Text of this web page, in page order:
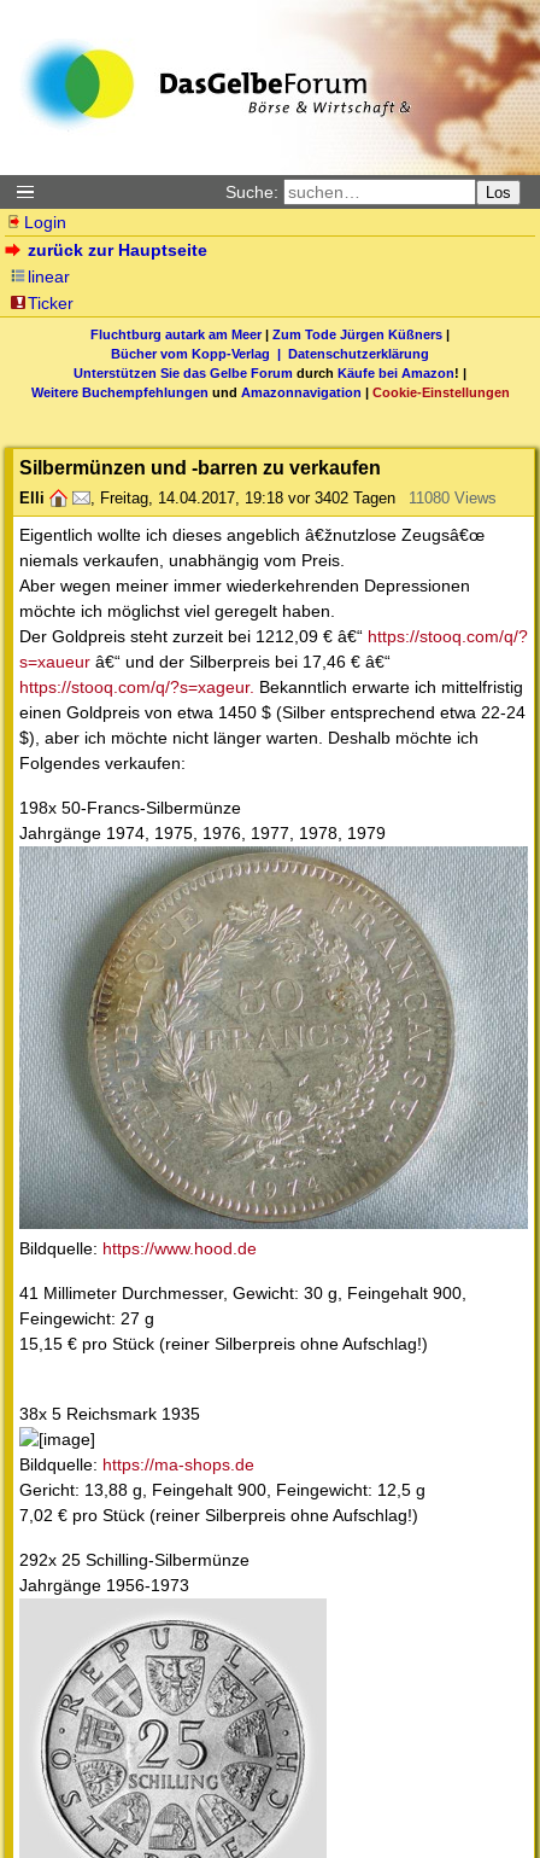
Suche: Los
Login
zurück zur Hauptseite
linear
Ticker
Fluchtburg autark am Meer| Zum Tode Jürgen Küßners |
Bücher vom Kopp-Verlag | Datenschutzerklärung
Unterstützen Sie das Gelbe Forum durch Käufe bei Amazon! |
Weitere Buchempfehlungen und Amazonnavigation | Cookie-Einstellungen
Silbermünzen und -barren zu verkaufen
Elli , Freitag, 14.04.2017, 19:18 vor 3402 Tagen 11080 Views
Eigentlich wollte ich dieses angeblich â€žnutzlose Zeugsâ€œ
niemals verkaufen, unabhängig vom Preis.
Aber wegen meiner immer wiederkehrenden Depressionen
möchte ich möglichst viel geregelt haben.
Der Goldpreis steht zurzeit bei 1212,09 € â€“ https://stooq.com/q/?
s=xaueur â€“ und der Silberpreis bei 17,46 € â€“
https://stooq.com/q/?s=xageur. Bekanntlich erwarte ich mittelfristig
einen Goldpreis von etwa 1450 $ (Silber entsprechend etwa 22-24
$), aber ich möchte nicht länger warten. Deshalb möchte ich
Folgendes verkaufen:
198x 50-Francs-Silbermünze
Jahrgänge 1974, 1975, 1976, 1977, 1978, 1979
Bildquelle: https://www.hood.de
41 Millimeter Durchmesser, Gewicht: 30 g, Feingehalt 900,
Feingewicht: 27 g
15,15 € pro Stück (reiner Silberpreis ohne Aufschlag!)
38x 5 Reichsmark 1935
Bildquelle: https://ma-shops.de
Gericht: 13,88 g, Feingehalt 900, Feingewicht: 12,5 g
7,02 € pro Stück (reiner Silberpreis ohne Aufschlag!)
292x 25 Schilling-Silbermünze
Jahrgänge 1956-1973